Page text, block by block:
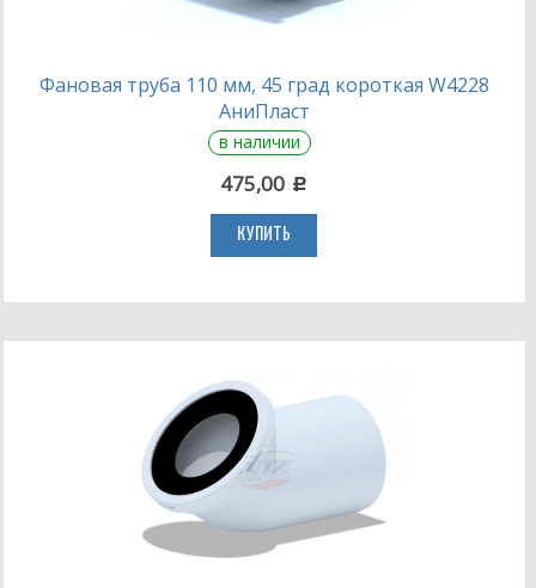
Фановая труба 110 мм, 45 град короткая W4228
АниПласт
в наличии
475,00 c
КУПИТЬ